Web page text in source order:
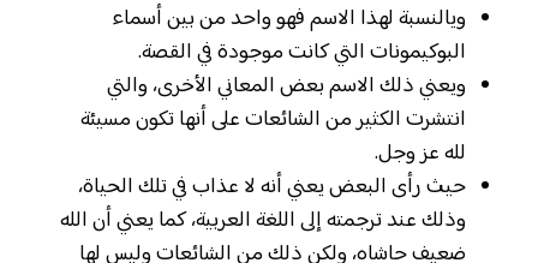
ويالنسبة لهذا الاسم فهو واحد من بين أسماء
البوكيمونات التي كانت موجودة في القصة.
ويعني ذلك الاسم بعض المعاني الأخرى، والتي
انتشرت الكثير من الشائعات على أنها تكون مسيئة
لله عز وجل.
حيث رأى البعض يعني أنه لا عذاب في تلك الحياة،
وذلك عند ترجمته إلى اللغة العربية، كما يعني أن الله
ضعيف حاشاه، ولكن ذلك من الشائعات وليس لها